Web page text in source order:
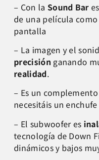
– Con la Sound Bar
de una película
pantalla
– La imagen y el
precisión ganando
realidad.
– Es un
necesitáis un
– El subwoofer es
tecnología de Down
dinámicos y bajos